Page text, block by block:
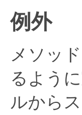
例外
メソッド
るよう
ルから